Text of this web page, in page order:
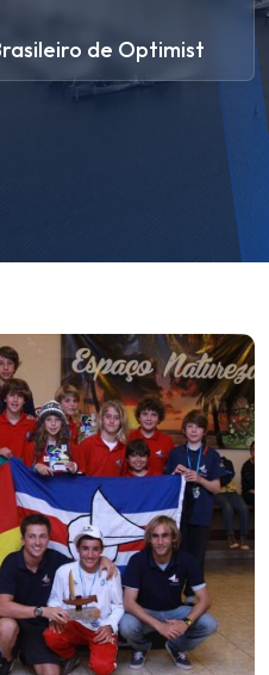
de Optimist